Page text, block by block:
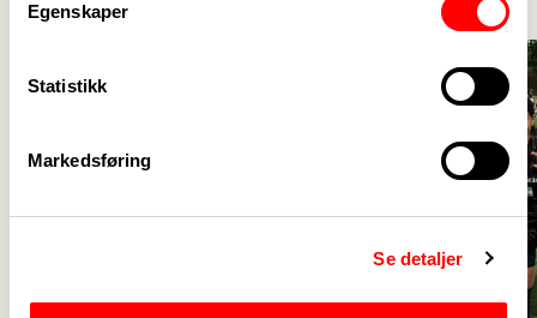
Egenskaper
Statistikk
Markedsføring
Se detaljer